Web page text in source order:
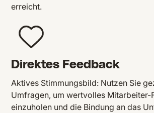
erreicht.
Direktes Feedback
Aktives Stimmungsbild: Nutzen Sie
Umfragen, um wertvolles Mitarbeiter-
einzuholen und die Bindung an das